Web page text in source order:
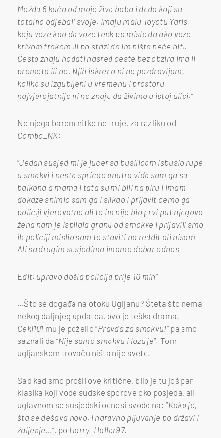
Možda 6 kuća od moje žive baba i deda koji su
totalno odjebali svoje. Imaju malu Toyotu Yaris
koju voze kao da voze tenk pa misle da ako voze
krivom trakom ili po stazi da im ništa neće biti.
Često znaju hodati nasred ceste bez obzira ima li
prometa ili ne. Njih iskreno ni ne pozdravljam,
koliko su izgubljeni u vremenu i prostoru
najvjerojatnije ni ne znaju da živimo u istoj ulici.“
No njega barem nitko ne truje, za razliku od
Combo_NK:
“Jedan susjed mi je jucer sa busilicom isbusio rupe
u smokvi i nesto spricao unutra vido sam ga sa
balkona a mama i tata su mi bili na piru i imam
dokaze snimio sam ga i slikao i prijavit cemo ga
policiji vjerovatno ali to im nije bio prvi put njegova
žena nam je ispilala granu od smokve i prijavili smo
ih policiji mislio sam to staviti na reddit ali nisam
Ali sa drugim susjedima imamo dobar odnos
Edit: upravo došla policija prije 10 min“
…Što se događa na otoku Ugljanu? Šteta što nema
nekog daljnjeg updatea, ovo je teška drama.
Ceki101 mu je poželio “Pravda za smokvu!” pa smo
saznali da “Nije samo smokvu i lozu je“. Tom
ugljanskom trovaču ništa nije sveto.
Sad kad smo prošli ove kritične, bilo je tu još par
klasika koji vode sudske sporove oko posjeda, ali
uglavnom se susjedski odnosi svode na: “Kako je,
šta se dešava novo, i naravno pljuvanje po državi i
žaljenje…“, po Harry_Haller97.